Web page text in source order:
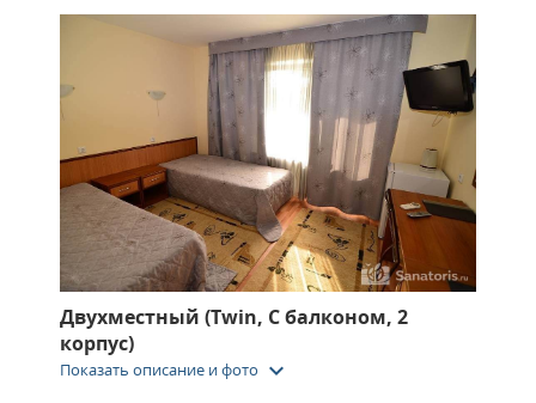
Двухместный (Twin, С балконом, 2
корпус)
Показать описание и фото keyboard_arrow_down